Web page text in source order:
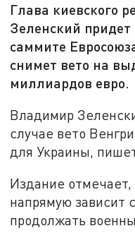
Глава киевского
Зеленский придет
саммите
снимет вето на
миллиардов евро.
Владимир
случае вето
для Украины,
Издание отмечает,
напрямую зависит
продолжать